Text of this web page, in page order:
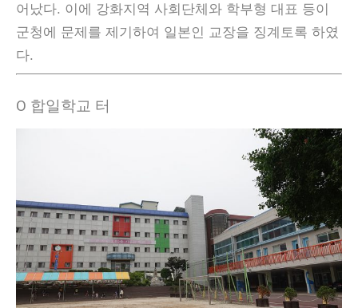
어났다. 이에 강화지역 사회단체와 학부형 대표 등이
군청에 문제를 제기하여 일본인 교장을 징계토록 하였
다.
Ο 합일학교 터